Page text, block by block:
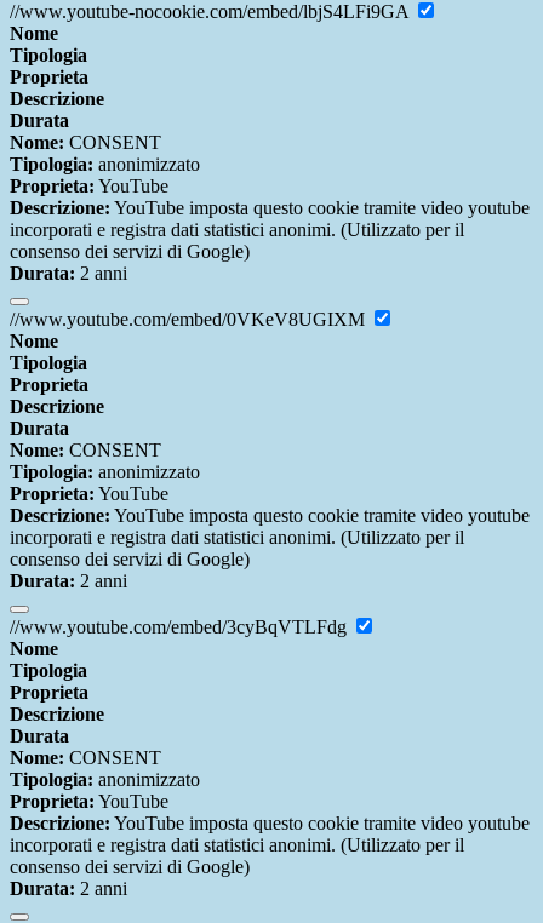
//www.youtube-nocookie.com/embed/lbjS4LFi9GA
Nome
Tipologia
Proprieta
Descrizione
Durata
Nome: CONSENT
Tipologia: anonimizzato
Proprieta: YouTube
Descrizione: YouTube imposta questo cookie tramite video youtube
incorporati e registra dati statistici anonimi. (Utilizzato per il
consenso dei servizi di Google)
Durata: 2 anni
//www.youtube.com/embed/0VKeV8UGIXM
Nome
Tipologia
Proprieta
Descrizione
Durata
Nome: CONSENT
Tipologia: anonimizzato
Proprieta: YouTube
Descrizione: YouTube imposta questo cookie tramite video youtube
incorporati e registra dati statistici anonimi. (Utilizzato per il
consenso dei servizi di Google)
Durata: 2 anni
//www.youtube.com/embed/3cyBqVTLFdg
Nome
Tipologia
Proprieta
Descrizione
Durata
Nome: CONSENT
Tipologia: anonimizzato
Proprieta: YouTube
Descrizione: YouTube imposta questo cookie tramite video youtube
incorporati e registra dati statistici anonimi. (Utilizzato per il
consenso dei servizi di Google)
Durata: 2 anni